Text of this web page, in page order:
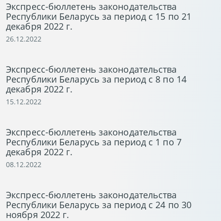
Экспресс-бюллетень законодательства
Республики Беларусь за период с 15 по 21
декабря 2022 г.
26.12.2022
Экспресс-бюллетень законодательства
Республики Беларусь за период с 8 по 14
декабря 2022 г.
15.12.2022
Экспресс-бюллетень законодательства
Республики Беларусь за период с 1 по 7
декабря 2022 г.
08.12.2022
Экспресс-бюллетень законодательства
Республики Беларусь за период с 24 по 30
ноября 2022 г.